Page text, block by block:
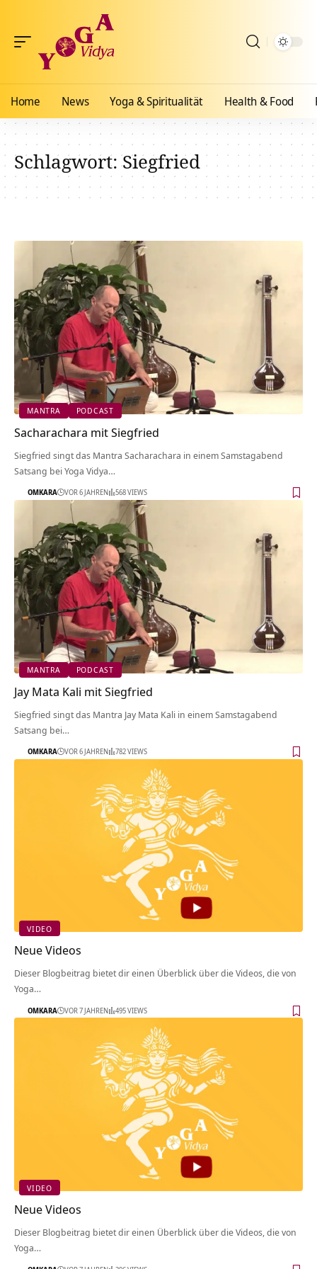
Home News Yoga & Spiritualität Health & Food
Schlagwort:Siegfried
MANTRA PODCAST
Sacharachara mit Siegfried
Siegfried singt das Mantra Sacharachara in einem Samstagabend
Satsang bei Yoga Vidya…
OMKARA VOR 6 JAHREN 568 VIEWS
MANTRA PODCAST
Jay Mata Kali mit Siegfried
Siegfried singt das Mantra Jay Mata Kali in einem Samstagabend
Satsang bei…
OMKARA VOR 6 JAHREN 782 VIEWS
VIDEO
Neue Videos
Dieser Blogbeitrag bietet dir einen Überblick über die Videos, die von
Yoga…
OMKARA VOR 7 JAHREN 495 VIEWS
VIDEO
Neue Videos
Dieser Blogbeitrag bietet dir einen Überblick über die Videos, die von
Yoga…